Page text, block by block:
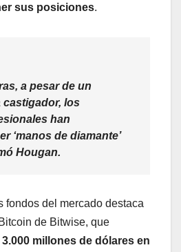
sus posiciones.
a pesar de un
los
han
‘manos de diamante’
Hougan.
fondos del mercado destaca
de Bitwise, que
3.000 millones de dólares en